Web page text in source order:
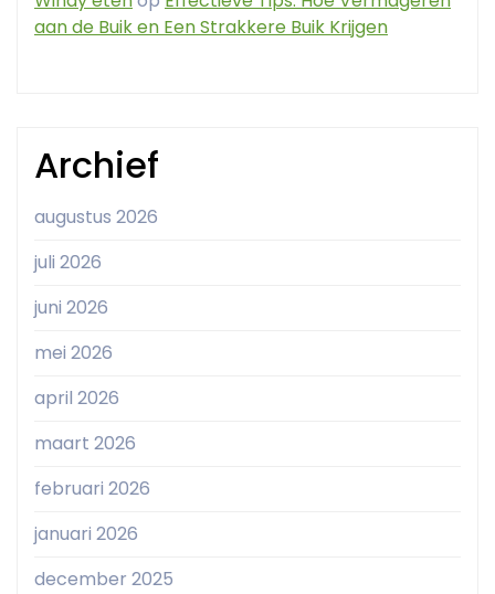
aan de Buik en Een Strakkere Buik Krijgen
Archief
augustus 2026
juli 2026
juni 2026
mei 2026
april 2026
maart 2026
februari 2026
januari 2026
december 2025